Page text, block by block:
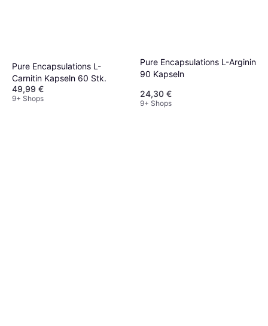
Pure Encapsulations L-
Carnitin Kapseln 60 Stk.
49,99 €
9+ Shops
Pure Encapsulations L-Arginin
90 Kapseln
24,30 €
9+ Shops